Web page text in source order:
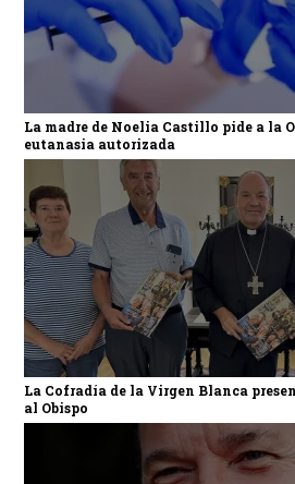
La madre de Noelia Castillo pide a la
eutanasia autorizada
La Cofradía de la Virgen Blanca
al Obispo